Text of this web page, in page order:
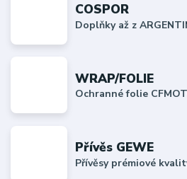
COSPOR
Doplňky až z
WRAP/FOLIE
Ochranné folie
Přívěs GEWE
Přívěsy prémiové